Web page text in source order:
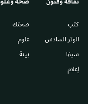
ثقافة وفنون
كتب
الوتر السادس​
سينما
إعلام
صحة
صحتك
علوم
بيئة